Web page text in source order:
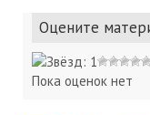
Оцените
Пока оценок нет